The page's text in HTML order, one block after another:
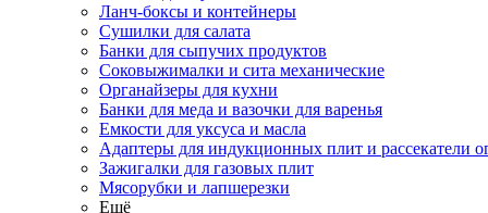
Ланч-боксы и контейнеры
Сушилки для салата
Банки для сыпучих продуктов
Соковыжималки и сита механические
Органайзеры для кухни
Банки для меда и вазочки для варенья
Емкости для уксуса и масла
Адаптеры для индукционных плит и рассекатели
Зажигалки для газовых плит
Мясорубки и лапшерезки
Ещё